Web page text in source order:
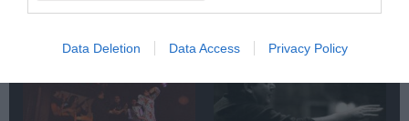
Data Deletion Data Access Privacy Policy
Σχετικά Άρθρα